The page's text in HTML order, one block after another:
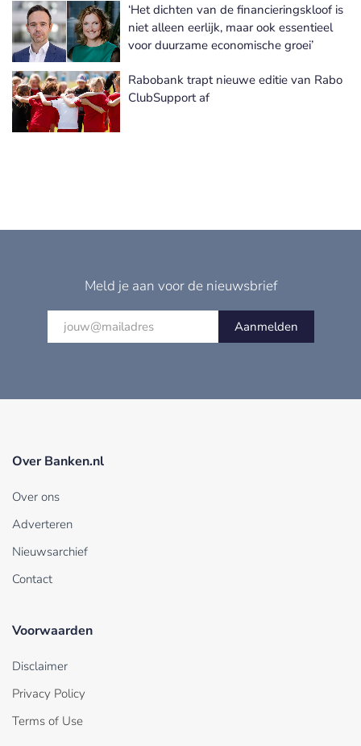
‘Het dichten van de financieringskloof is
niet alleen eerlijk, maar ook essentieel
voor duurzame economische groei’
Rabobank trapt nieuwe editie van Rabo
ClubSupport af
Meld je aan voor de nieuwsbrief
Aanmelden
Over Banken.nl
Over ons
Adverteren
Nieuwsarchief
Contact
Voorwaarden
Disclaimer
Privacy Policy
Terms of Use